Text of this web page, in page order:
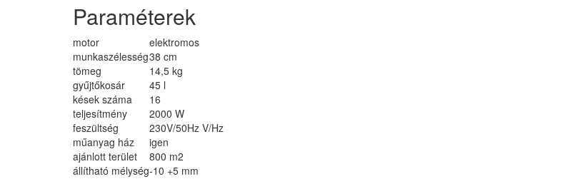
Paraméterek
motor
elektromos
munkaszélesség38 cm
tömeg
14,5 kg
gyűjtőkosár
45 l
kések száma
16
teljesítmény
2000 W
feszültség
230V/50Hz V/Hz
műanyag ház
igen
ajánlott terület
800 m2
állítható mélység-10 +5 mm